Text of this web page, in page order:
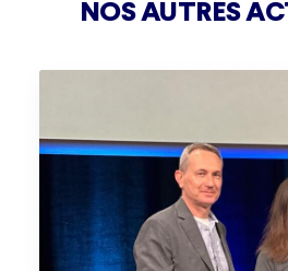
NOS AUTRES